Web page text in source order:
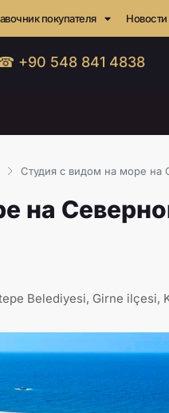
покупателя
+90 548 841 4838
Студия с видом на море
на
Belediyesi, Girne ilçesi,